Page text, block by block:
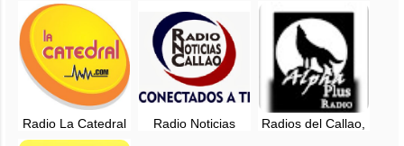
Salsa - Lima
Ventanilla, Callao -
Lima
Lima, Perú
Radio La Catedral
Latin Music
Radio Noticias
Radios del Callao,